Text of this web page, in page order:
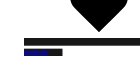
souhaits